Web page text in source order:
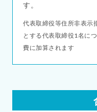
す。
代表取締役等住所非表示
とする代表取締役1名に
費に加算されます